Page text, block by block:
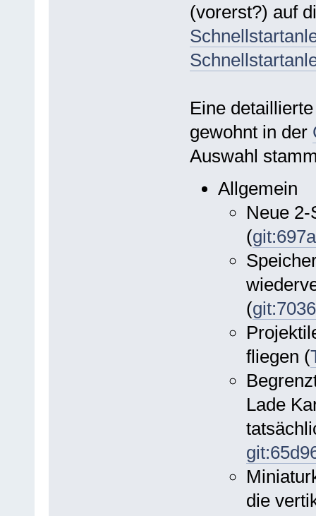
(vorerst?) auf
Eine
gewohnt in der
Auswahl
Allgemein
Neue
(
(
fliegen (
Lade
die